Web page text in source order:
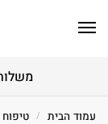
משלוח
עמוד הבית /